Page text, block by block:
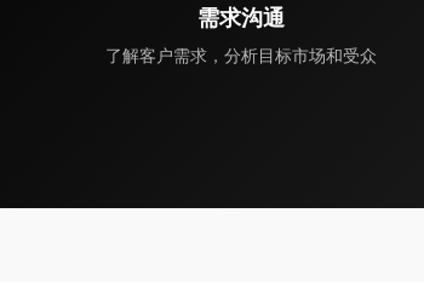
需求沟通
了解客户需求，分析目标市场和受众